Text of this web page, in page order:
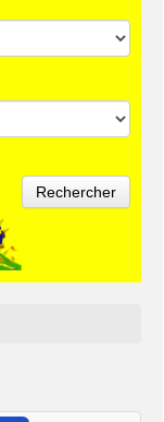
Rechercher